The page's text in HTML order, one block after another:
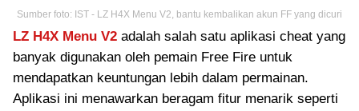
Sumber foto: IST - LZ H4X Menu V2, bantu kembalikan akun FF yang dicuri
LZ H4X Menu V2 adalah salah satu aplikasi cheat yang
banyak digunakan oleh pemain Free Fire untuk
mendapatkan keuntungan lebih dalam permainan.
Aplikasi ini menawarkan beragam fitur menarik seperti